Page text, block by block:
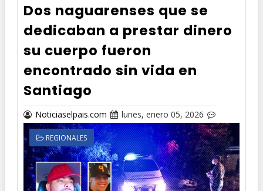
Dos naguarenses que se
dedicaban a prestar dinero
su cuerpo fueron
encontrado sin vida en
Santiago
Noticiaselpais.com lunes, enero 05, 2026
REGIONALES